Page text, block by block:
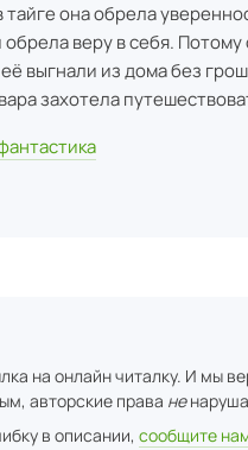
она обрела
веру в себя. Потому
выгнали из дома без
захотела
на онлайн читалку. И мы
авторские права не
в описании, сообщите